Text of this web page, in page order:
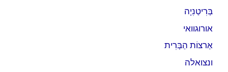
בְּרִיטַנִיָה
אורוגוואי
אַרצוֹת הַבְּרִית
ונצואלה